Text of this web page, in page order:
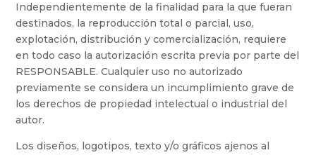
Independientemente de la finalidad para la que fueran
destinados, la reproducción total o parcial, uso,
explotación, distribución y comercialización, requiere
en todo caso la autorización escrita previa por parte del
RESPONSABLE. Cualquier uso no autorizado
previamente se considera un incumplimiento grave de
los derechos de propiedad intelectual o industrial del
autor.
Los diseños, logotipos, texto y/o gráficos ajenos al